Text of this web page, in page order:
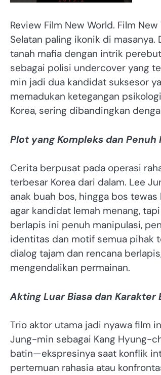
Review Film New World. Film
Selatan paling ikonik di
tanah mafia dengan intrik
sebagai polisi undercover yang
min jadi dua kandidat suksesor
memadukan ketegangan
Korea, sering dibandingkan
Plot yang Kompleks dan
Cerita berpusat pada operasi
terbesar Korea dari dalam. Lee
anak buah bos, hingga bos
agar kandidat lemah menang,
berlapis ini penuh manipulasi,
identitas dan motif semua pihak
dialog tajam dan rencana
mengendalikan permainan.
Akting Luar Biasa dan Karakter
Trio aktor utama jadi nyawa film
Jung-min sebagai Kang Hyung-
batin—ekspresinya saat konflik
pertemuan rahasia atau